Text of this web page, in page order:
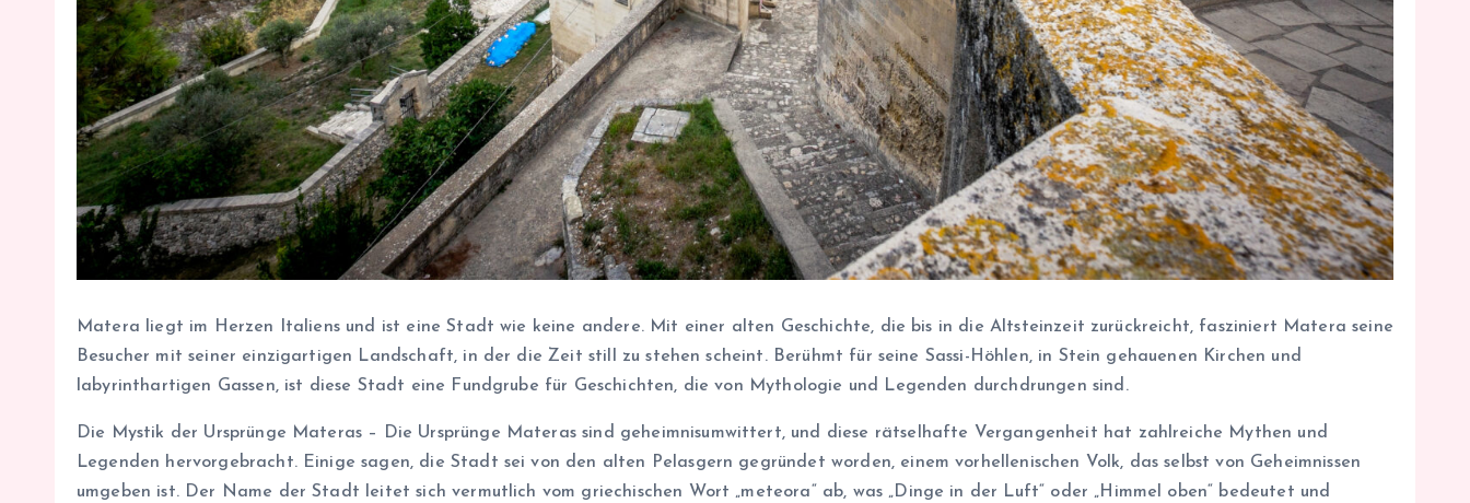
Matera liegt im Herzen Italiens und ist eine Stadt wie keine andere. Mit einer alten Geschichte, die bis in die Altsteinzeit zurückreicht, fasziniert Matera seine
Besucher mit seiner einzigartigen Landschaft, in der die Zeit still zu stehen scheint. Berühmt für seine Sassi-Höhlen, in Stein gehauenen Kirchen und
labyrinthartigen Gassen, ist diese Stadt eine Fundgrube für Geschichten, die von Mythologie und Legenden durchdrungen sind.
Die Mystik der Ursprünge Materas – Die Ursprünge Materas sind geheimnisumwittert, und diese rätselhafte Vergangenheit hat zahlreiche Mythen und
Legenden hervorgebracht. Einige sagen, die Stadt sei von den alten Pelasgern gegründet worden, einem vorhellenischen Volk, das selbst von Geheimnissen
umgeben ist. Der Name der Stadt leitet sich vermutlich vom griechischen Wort „meteora“ ab, was „Dinge in der Luft“ oder „Himmel oben“ bedeutet und